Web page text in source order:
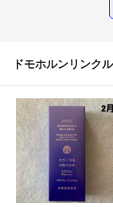
ドモホルンリンク